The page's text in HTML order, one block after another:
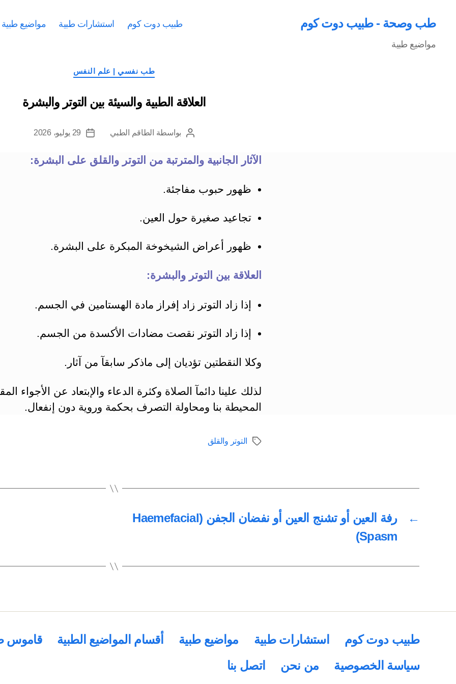
طب وصحة - طبيب دوت كوم
مواضيع طبية
طبيب دوت كوم استشارات طبية مواضيع طبية
التصنيفات
طب نفسي | علم النفس
العلاقة الطبية والسيئة بين التوتر والبشرة
كاتببواسطة الطاقم الطبي
تاريخ29 يوليو، 2026
الآثار الجانبية والمترتبة من التوتر والقلق على البشرة:
ظهور حبوب مفاجئة.
تجاعيد صغيرة حول العين.
ظهور أعراض الشيخوخة المبكرة على البشرة.
العلاقة بين التوتر والبشرة:
إذا زاد التوتر زاد إفراز مادة الهستامين في الجسم.
إذا زاد التوتر نقصت مضادات الأكسدة من الجسم.
وكلا النقطتين تؤديان إلى ماذكر سابقآ من آثار.
لذلك علينا دائمآ الصلاة وكثرة الدعاء والإبتعاد عن الأجواء
المحيطة بنا ومحاولة التصرف بحكمة وروية دون إنفعال.
الوسومالتوتر والقلق
←
رفة العين أو تشنج العين أو نفضان الجفن (Haemefacial
Spasm)
طبيب دوت كوم استشارات طبية مواضيع طبية أقسام المواضيع الطبية
قاموس
سياسة الخصوصية
من نحن اتصل بنا